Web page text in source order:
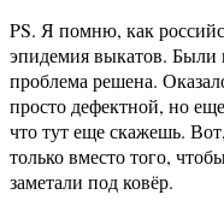
PS. Я помню, как
эпидемия выкатов.
проблема решена.
просто дефектной, но
что тут еще скажешь.
только вместо того,
заметали под ковёр.